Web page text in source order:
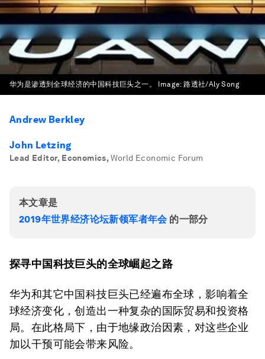
华为是渗透到全球经济的中国科技巨头之一。 Image:路透社/Aly Song
Andrew Berkley
John Letzing
Lead Editor, Economics, World Economic Forum
本文章是
2019年世界经济论坛新领军者年会的一部分
探寻中国科技巨头的全球崛起之路
华为和其它中国科技巨头已经遍布全球，影响着全
球经济变化，创造出一种复杂的国际贸易和投资格
局。在此格局下，由于地缘政治因素，对这些企业
加以干预可能会带来风险。